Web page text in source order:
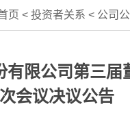
页 < 投资者关系 < 公司
有限公司第三届
会议决议公告